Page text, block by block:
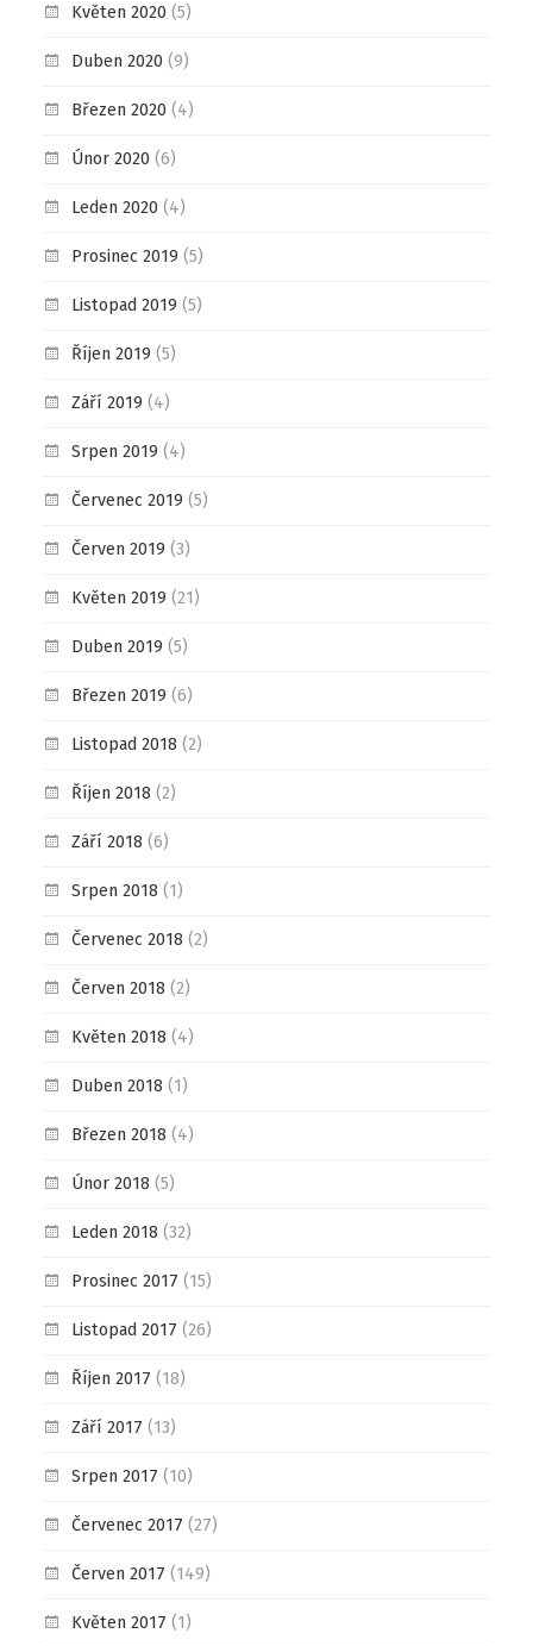
Květen 2020 (5)
Duben 2020 (9)
Březen 2020 (4)
Únor 2020 (6)
Leden 2020 (4)
Prosinec 2019 (5)
Listopad 2019 (5)
Říjen 2019 (5)
Září 2019 (4)
Srpen 2019 (4)
Červenec 2019 (5)
Červen 2019 (3)
Květen 2019 (21)
Duben 2019 (5)
Březen 2019 (6)
Listopad 2018 (2)
Říjen 2018 (2)
Září 2018 (6)
Srpen 2018 (1)
Červenec 2018 (2)
Červen 2018 (2)
Květen 2018 (4)
Duben 2018 (1)
Březen 2018 (4)
Únor 2018 (5)
Leden 2018 (32)
Prosinec 2017 (15)
Listopad 2017 (26)
Říjen 2017 (18)
Září 2017 (13)
Srpen 2017 (10)
Červenec 2017 (27)
Červen 2017 (149)
Květen 2017 (1)